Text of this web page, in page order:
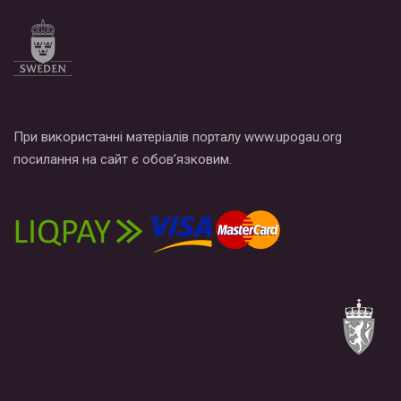
При використанні матеріалів порталу www.upogau.org
посилання на сайт є обов’язковим.